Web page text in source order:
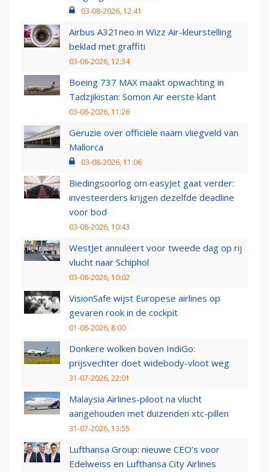
03-08-2026, 12:41
Airbus A321neo in Wizz Air-kleurstelling
beklad met graffiti
03-08-2026, 12:34
Boeing 737 MAX maakt opwachting in
Tadzjikistan: Somon Air eerste klant
03-08-2026, 11:26
Geruzie over officiële naam vliegveld van
Mallorca
03-08-2026, 11:06
Biedingsoorlog om easyJet gaat verder:
investeerders krijgen dezelfde deadline
voor bod
03-08-2026, 10:43
WestJet annuleert voor tweede dag op rij
vlucht naar Schiphol
03-08-2026, 10:02
VisionSafe wijst Europese airlines op
gevaren rook in de cockpit
01-08-2026, 8:00
Donkere wolken boven IndiGo:
prijsvechter doet widebody-vloot weg
31-07-2026, 22:01
Malaysia Airlines-piloot na vlucht
aangehouden met duizenden xtc-pillen
31-07-2026, 13:55
Lufthansa Group: nieuwe CEO’s voor
Edelweiss en Lufthansa City Airlines